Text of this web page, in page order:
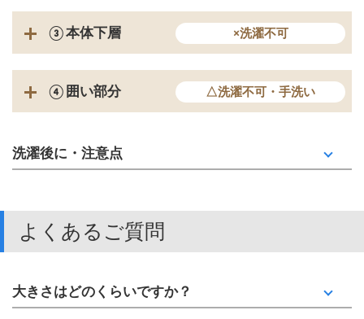
③本体下層 ×洗濯不可
④囲い部分 △洗濯不可・手洗い
洗濯後に・注意点
よくあるご質問
大きさはどのくらいですか？